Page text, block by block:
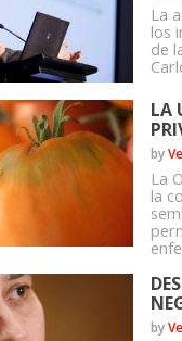
La
los
de
LA
by
La
la
by